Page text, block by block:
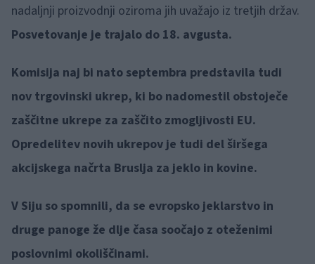
nadaljnji proizvodnji oziroma jih uvažajo iz tretjih držav.
Posvetovanje je trajalo do 18. avgusta.
Komisija naj bi nato septembra predstavila tudi
nov trgovinski ukrep, ki bo nadomestil obstoječe
zaščitne ukrepe za zaščito zmogljivosti EU.
Opredelitev novih ukrepov je tudi del širšega
akcijskega načrta Bruslja za jeklo in kovine.
V Siju so spomnili, da se evropsko jeklarstvo in
druge panoge že dlje časa soočajo z oteženimi
poslovnimi okoliščinami.